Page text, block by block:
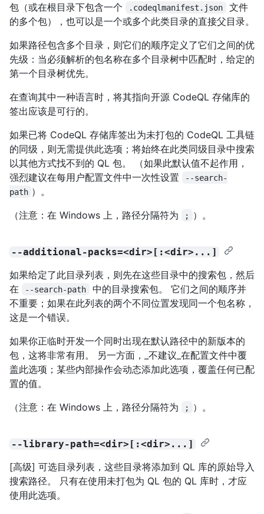
包（或在根目录下包含一个
.codeqlmanifest.json
文件
的多个包），也可以是一个或多个此类目录的直接父目录。
如果路径包含多个目录，则它们的顺序定义了它们之间的优
先级：当必须解析的包名称在多个目录树中匹配时，给定的
第一个目录树优先。
在查询其中一种语言时，将其指向开源 CodeQL 存储库的
签出应该是可行的。
如果已将 CodeQL 存储库签出为未打包的 CodeQL 工具链
的同级，则无需提供此选项；将始终在此类同级目录中搜索
以其他方式找不到的 QL 包。 （如果此默认值不起作用，
强烈建议在每用户配置文件中一次性设置
--search-
path ）。
（注意：在 Windows 上，路径分隔符为
; ）。
--additional-packs=<dir>[:<dir>...]
如果给定了此目录列表，则先在这些目录中的搜索包，然后
在
--search-path
中的目录搜索包。 它们之间的顺序并
不重要；如果在此列表的两个不同位置发现同一个包名称，
这是一个错误。
如果你正临时开发一个同时出现在默认路径中的新版本的
包，这将非常有用。 另一方面，_不建议_在配置文件中覆
盖此选项；某些内部操作会动态添加此选项，覆盖任何已配
置的值。
（注意：在 Windows 上，路径分隔符为
; ）。
--library-path=<dir>[:<dir>...]
[高级] 可选目录列表，这些目录将添加到 QL 库的原始导入
搜索路径。 只有在使用未打包为 QL 包的 QL 库时，才应
使用此选项。